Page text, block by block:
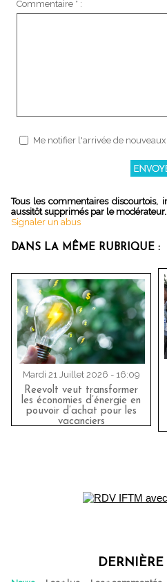
Commentaire * :
Me notifier l'arrivée de
Tous les commentaires discourtois,
aussitôt supprimés par le modérateur.
Signaler un abus
DANS LA MÊME RUBRIQUE :
Mardi 21 Juillet 2026 - 16:09
Reevolt veut transformer
les économies d’énergie en
pouvoir d’achat pour les
vacanciers
DERNIÈRE